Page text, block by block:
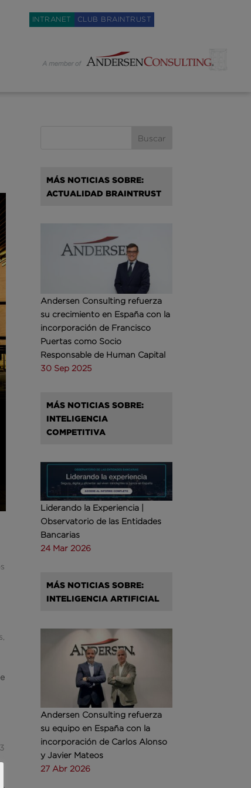
INTRANET CLUB BRAINTRUST
MÁS NOTICIAS SOBRE:
ACTUALIDAD BRAINTRUST
Andersen Consulting refuerza
su crecimiento en España con la
incorporación de Francisco
Puertas como Socio
Responsable de Human Capital
30 Sep 2025
MÁS NOTICIAS SOBRE:
INTELIGENCIA
COMPETITIVA
Liderando la Experiencia |
Observatorio de las Entidades
Bancarias
24 Mar 2026
MÁS NOTICIAS SOBRE:
INTELIGENCIA ARTIFICIAL
Andersen Consulting refuerza
su equipo en España con la
incorporación de Carlos Alonso
y Javier Mateos
27 Abr 2026